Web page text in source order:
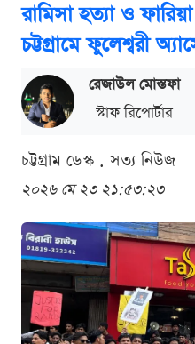
রামিসা হত্যা ও
চট্টগ্রামে ফুলেশ্বরী
রেজাউল মোস্তফা
স্টাফ রিপোর্টার
চট্টগ্রাম ডেস্ক . সত্য নিউজ
২০২৬ মে ২৩ ২১:৫৩:২৩